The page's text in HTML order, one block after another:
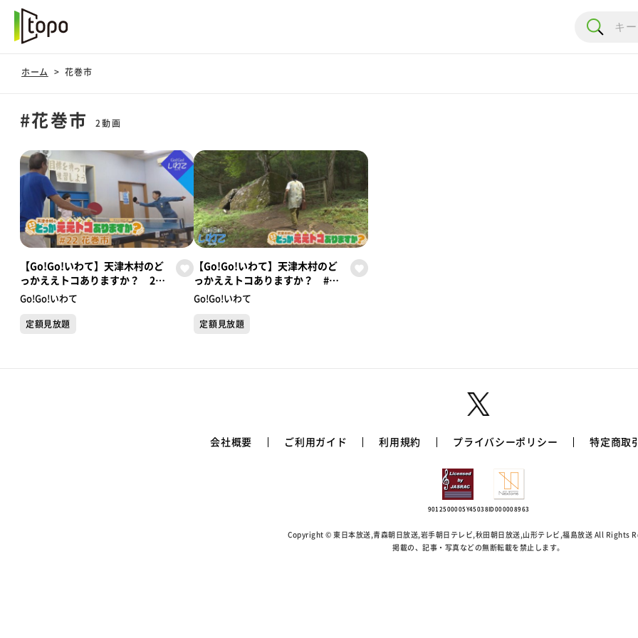
ホーム 花巻市
#花巻市 2動画
【Go!Go!いわて】天津木村のど
っかええトコありますか？ 2周
目 #22 花巻市
Go!Go!いわて
定額見放題
【Go!Go!いわて】天津木村のど
っかええトコありますか？ #29
花巻市
Go!Go!いわて
定額見放題
会社概要 ご利用ガイド 利用規約 プライバシーポリシー 特定商取
9012500005Y45038 ID000008963
Copyright © 東日本放送,青森朝日放送,岩手朝日テレビ,秋田朝日放送, 山形テレビ,福島放送 All Rights
掲載の、記事・写真などの無断転載を禁止します。